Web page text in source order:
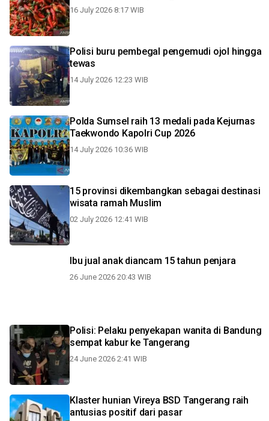
16 July 2026 8:17 WIB
Polisi buru pembegal pengemudi ojol hingga
tewas
14 July 2026 12:23 WIB
Polda Sumsel raih 13 medali pada Kejurnas
Taekwondo Kapolri Cup 2026
14 July 2026 10:36 WIB
15 provinsi dikembangkan sebagai destinasi
wisata ramah Muslim
02 July 2026 12:41 WIB
Ibu jual anak diancam 15 tahun penjara
26 June 2026 20:43 WIB
Polisi: Pelaku penyekapan wanita di Bandung
sempat kabur ke Tangerang
24 June 2026 2:41 WIB
Klaster hunian Vireya BSD Tangerang raih
antusias positif dari pasar